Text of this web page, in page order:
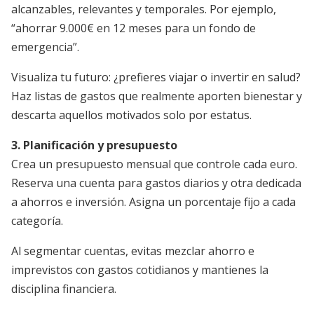
alcanzables, relevantes y temporales. Por ejemplo,
“ahorrar 9.000€ en 12 meses para un fondo de
emergencia”.
Visualiza tu futuro: ¿prefieres viajar o invertir en salud?
Haz listas de gastos que realmente aporten bienestar y
descarta aquellos motivados solo por estatus.
3. Planificación y presupuesto
Crea un presupuesto mensual que controle cada euro.
Reserva una cuenta para gastos diarios y otra dedicada
a ahorros e inversión. Asigna un porcentaje fijo a cada
categoría.
Al segmentar cuentas, evitas mezclar ahorro e
imprevistos con gastos cotidianos y mantienes la
disciplina financiera.